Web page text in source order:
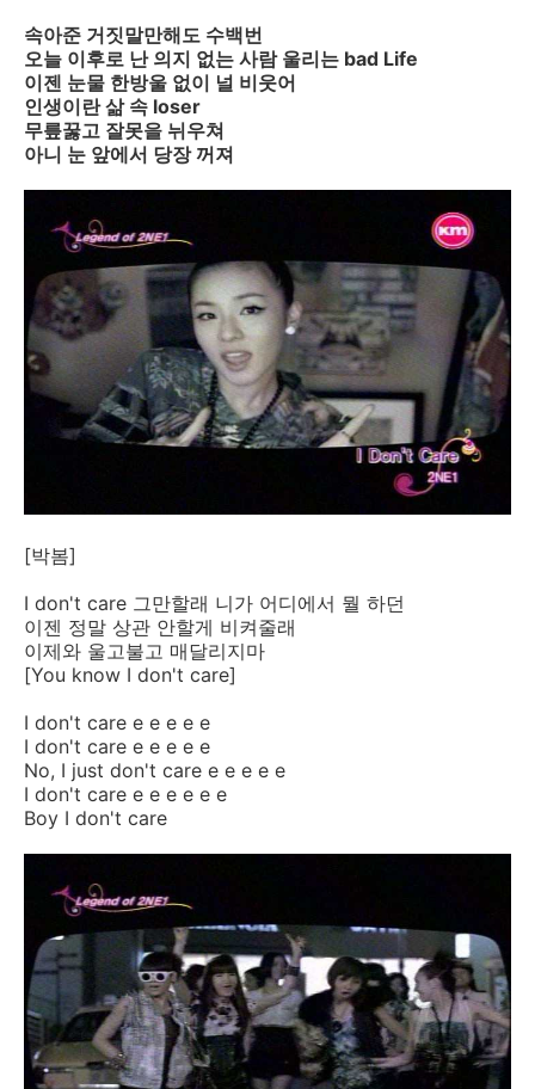
속아준 거짓말만해도 수백번
오늘 이후로 난 의지 없는 사람 울리는 bad Life
이젠 눈물 한방울 없이 널 비웃어
인생이란 삶 속 loser
무릎꿇고 잘못을 뉘우쳐
아니 눈 앞에서 당장 꺼져
[박봄]
I don't care 그만할래 니가 어디에서 뭘 하던
이젠 정말 상관 안할게 비켜줄래
이제와 울고불고 매달리지마
[You know I don't care]
I don't care e e e e e
I don't care e e e e e
No, I just don't care e e e e e
I don't care e e e e e e
Boy I don't care